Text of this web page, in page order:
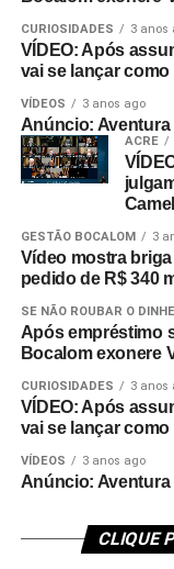
CURIOSIDADES 3 anos
VÍDEO: Após
vai se lançar
VÍDEOS 3 anos ago
Anúncio: Aventura
ACRE
GESTÃO BOCALOM 3
Vídeo mostra
pedido de R$ 340
SE NÃO ROUBAR O
Após empréstimo
Bocalom exonere
CURIOSIDADES 3 anos
VÍDEO: Após
vai se lançar
VÍDEOS 3 anos ago
Anúncio: Aventura
CLIQUE